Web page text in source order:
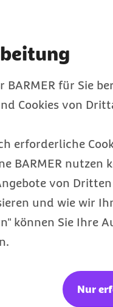
BARMER für Sie
Cookies von
erforderliche
BARMER nutzen
von
und wie wir
können Sie Ihre
Nur